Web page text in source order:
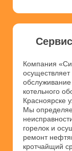
Компания
осуществляет
котельного
Красноярске
Мы
горелок и
ремонт
кротчайщий